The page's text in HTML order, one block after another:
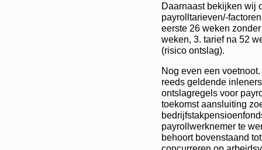
Daarnaast bekijken wij
payrolltarieven/-
eerste 26 weken
weken, 3. tarief na 52
(risico ontslag).
Nog even een
reeds geldende
ontslagregels voor
toekomst aansluiting
payrollwerknemer te
behoort bovenstaand